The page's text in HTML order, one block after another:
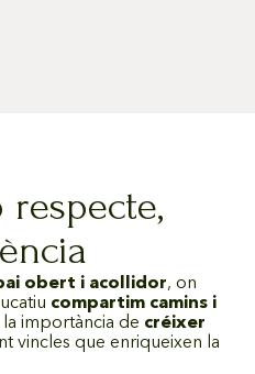
obert i acollidor, on
compartim camins i
la importància de créixer
vincles que enriqueixen la